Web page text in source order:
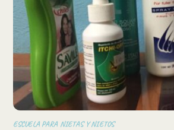
ESCUELA PARA NIETAS Y NIETOS